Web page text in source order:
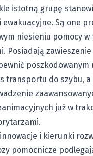
istotną grupę
Są one
niesieniu pomocy
Posiadają
poszkodowanym
transportu do szybu, a
już w
i kierunki
pomocnicze